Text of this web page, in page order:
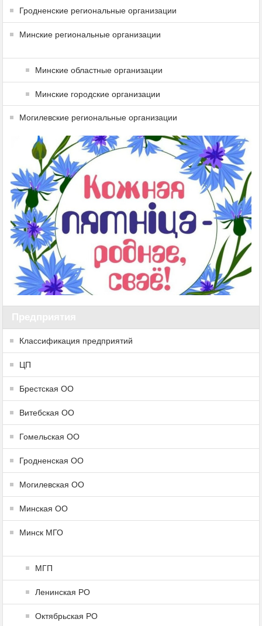
Гродненские региональные организации
Минские региональные организации
Минские областные организации
Минские городские организации
Могилевские региональные организации
Классификация предприятий
ЦП
Брестская ОО
Витебская ОО
Гомельская ОО
Гродненская ОО
Могилевская ОО
Минская ОО
Минск МГО
МГП
Ленинская РО
Октябрьская РО